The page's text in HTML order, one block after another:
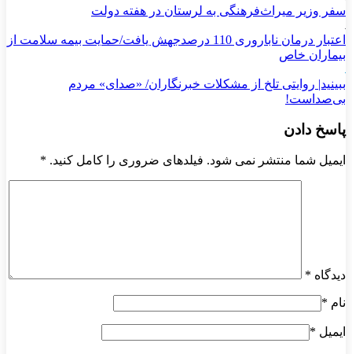
سفر وزیر میراث‌فرهنگی به لرستان در هفته دولت
اعتبار درمان ناباروری 110 درصدجهش یافت/حمایت بیمه سلامت از
بیماران خاص
ببینید| روایتی تلخ از مشکلات خبرنگاران/ «صدای» ‌مردم
بی‌صدا‌ست!
پاسخ دادن
ایمیل شما منتشر نمی شود. فیلدهای ضروری را کامل کنید. *
دیدگاه *
نام *
ایمیل *